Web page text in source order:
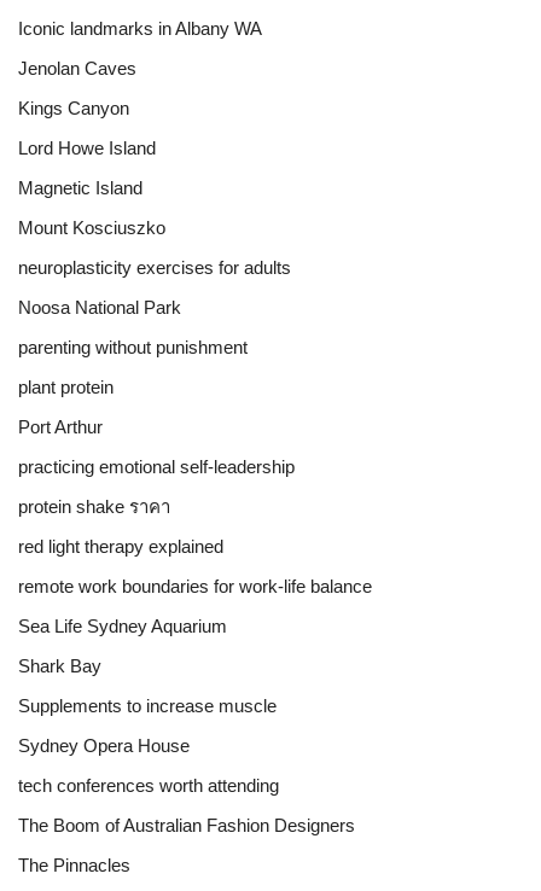
Iconic landmarks in Albany WA
Jenolan Caves
Kings Canyon
Lord Howe Island
Magnetic Island
Mount Kosciuszko
neuroplasticity exercises for adults
Noosa National Park
parenting without punishment
plant protein
Port Arthur
practicing emotional self-leadership
protein shake ราคา
red light therapy explained
remote work boundaries for work-life balance
Sea Life Sydney Aquarium
Shark Bay
Supplements to increase muscle
Sydney Opera House
tech conferences worth attending
The Boom of Australian Fashion Designers
The Pinnacles